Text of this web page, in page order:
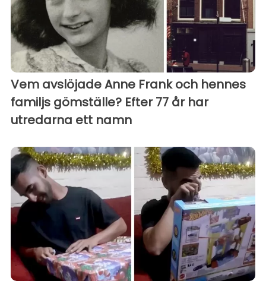
Vem avslöjade Anne Frank och hennes
familjs gömställe? Efter 77 år har
utredarna ett namn